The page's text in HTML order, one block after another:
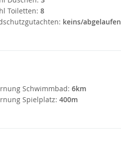
Toiletten: 8
keins/abgelaufen
Schwimmbad: 6km
Spielplatz: 400m